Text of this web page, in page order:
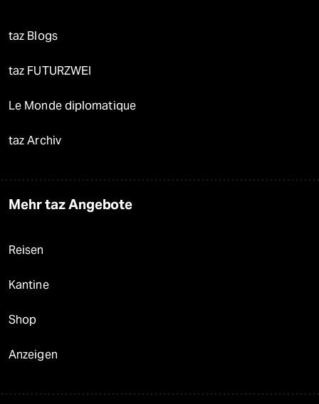
taz Blogs
taz FUTURZWEI
Le Monde diplomatique
taz Archiv
Mehr taz Angebote
Reisen
Kantine
Shop
Anzeigen